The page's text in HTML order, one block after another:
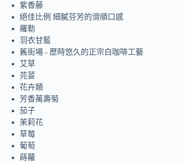
紫香藤
絕佳比例 細膩芬芳的滑順口感
羅勒
羽衣甘藍
舊街場 - 歷時悠久的正宗白咖啡工藝
艾草
芫荽
花卉類
芳香萬壽菊
茄子
茉莉花
草莓
葡萄
蒔蘿